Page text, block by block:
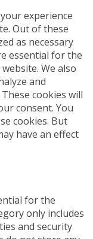
experience
Out of these
as necessary
essential for the
We also
and
cookies will
consent. You
cookies. But
have an effect
for the
only includes
and security